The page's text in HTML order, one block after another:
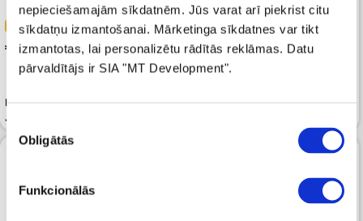
nepieciešamajām sīkdatnēm. Jūs varat arī piekrist citu
sīkdatņu izmantošanai. Mārketinga sīkdatnes var tikt
izmantotas, lai personalizētu rādītās reklāmas. Datu
pārvaldītājs ir SIA "MT Development".
Piekrišanas
izvēle
Obligātās
Funkcionālās
-40%
119.99 199.99
Mugursoma KARL LAGERFELD
JEANS Coated Khaki
-40%
119.99 199.99